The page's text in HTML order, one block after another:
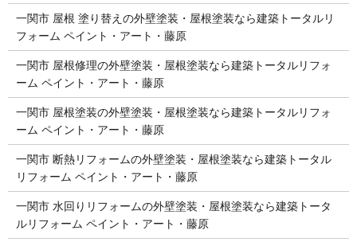
一関市 屋根 塗り替えの外壁塗装・屋根塗装なら建築トータルリ
フォーム ペイント・アート・藤原
一関市 屋根修理の外壁塗装・屋根塗装なら建築トータルリフォ
ーム ペイント・アート・藤原
一関市 屋根塗装の外壁塗装・屋根塗装なら建築トータルリフォ
ーム ペイント・アート・藤原
一関市 断熱リフォームの外壁塗装・屋根塗装なら建築トータル
リフォーム ペイント・アート・藤原
一関市 水回りリフォームの外壁塗装・屋根塗装なら建築トータ
ルリフォーム ペイント・アート・藤原